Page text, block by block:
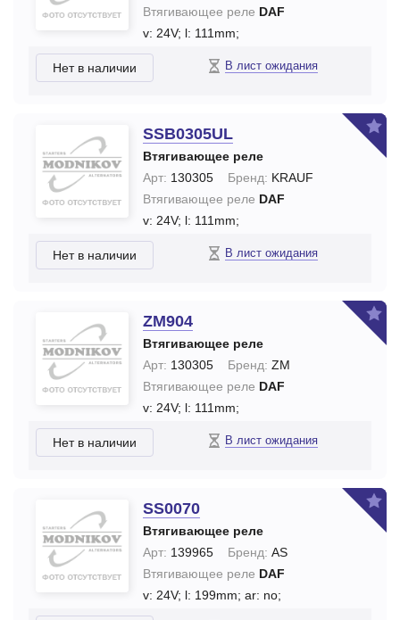
Втягивающее реле DAF
v: 24V; l: 111mm;
Нет в наличии В лист ожидания
SSB0305UL
Втягивающее реле
Арт: 130305 Бренд: KRAUF
Втягивающее реле DAF
v: 24V; l: 111mm;
Нет в наличии В лист ожидания
ZM904
Втягивающее реле
Арт: 130305 Бренд: ZM
Втягивающее реле DAF
v: 24V; l: 111mm;
Нет в наличии В лист ожидания
SS0070
Втягивающее реле
Арт: 139965 Бренд: AS
Втягивающее реле DAF
v: 24V; l: 199mm; ar: no;